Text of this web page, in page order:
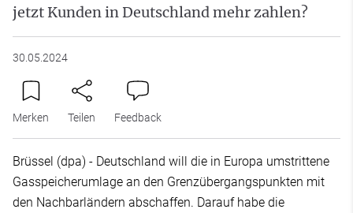
jetzt Kunden in Deutschland mehr zahlen?
30.05.2024
Merken Teilen Feedback
Brüssel (dpa) - Deutschland will die in Europa umstrittene
Gasspeicherumlage an den Grenzübergangspunkten mit
den Nachbarländern abschaffen. Darauf habe die